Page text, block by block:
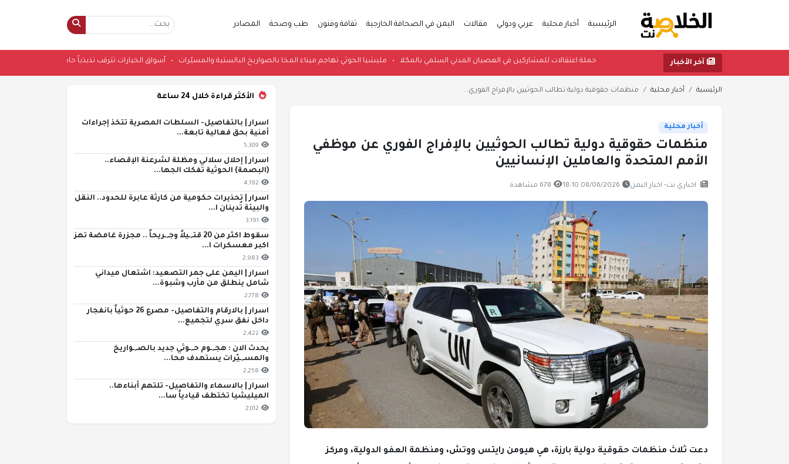
الرئيسية أخبار محلية عربي ودولي مقالات اليمن في الصحافة الخارجية ثقافة وفنون طب وصحة المصادر
آخر الأخبار حملة اعتقالات للمشاركين في العصيان المدني السلمي بالمكلا•مليشيا الحوثي تهاجم ميناء المخا بالصواريخ البالستية والمسيّرات•أسواق الخيارات تترقب تذبذباً حاداً
الرئيسية أخبار محلية منظمات حقوقية دولية تطالب الحوثيين بالإفراج الفوري...
أخبار محلية
منظمات حقوقية دولية تطالب الحوثيين بالإفراج الفوري عن موظفي
الأمم المتحدة والعاملين الإنسانيين
اخباري نت- اخبار اليمن 08/06/2026 18:10 678 مشاهدة
دعت ثلاث منظمات حقوقية دولية بارزة، هي هيومن رايتس ووتش، ومنظمة العفو الدولية، ومركز
الأكثر قراءة خلال 24 ساعة
اسرار | بالتفاصيل- السلطات المصرية تتخذ إجراءات
أمنية بحق فعالية تابعة...
5,309
اسرار | إحلال سلالي ومظلة لشرعنة الإقصاء..
(البصمة) الحوثية تفكك الجها...
4,192
اسرار | تحذيرات حكومية من كارثة عابرة للحدود.. النقل
والبيئة تُدينان ا...
3,191
سقوط اكثر من 20 قتـ,ـيلاً وجـ,ـريحاً .. مجزرة غامضة تهز
اكبر معسكرات ا...
2,983
اسرار | اليمن على جمر التصعيد: اشتعال ميداني
شامل ينطلق من مأرب وشبوة...
2,778
اسرار | بالارقام والتفاصيل- مصرع 26 حوثياً بانفجار
داخل نفق سري لتجميع...
2,422
يحدث الان : هجـ,ـوم حـ,ـوثي جديد بالصـ,ـواريخ
والمسـ,ـيّرات يستهدف محا...
2,258
اسرار | بالاسماء والتفاصيل- تلتهم أبناءها..
الميليشيا تختطف قيادياً سا...
2,012